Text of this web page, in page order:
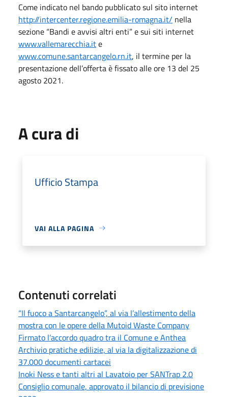
Come indicato nel bando pubblicato sul sito internet
http://intercenter.regione.emilia-romagna.it/ nella
sezione “Bandi e avvisi altri enti” e sui siti internet
www.vallemarecchia.ite
www.comune.santarcangelo.rn.it, il termine per la
presentazione dell’offerta è fissato alle ore 13 del 25
agosto 2021.
A cura di
Ufficio Stampa
VAI ALLA PAGINA
Contenuti correlati
“Il fuoco a Santarcangelo”, al via l’allestimento della
mostra con le opere della Mutoid Waste Company
Firmato l’accordo quadro tra il Comune e Anthea
Archivio pratiche edilizie, al via la digitalizzazione di
37.000 documenti cartacei
Inoki Ness e tanti altri al Lavatoio per SANTrap 2.0
Consiglio comunale, approvato il bilancio di previsione